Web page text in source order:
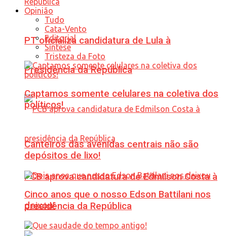
PT oficializa candidatura de Lula à
Presidência da República
PCB aprova candidatura de Edmilson Costa à
presidência da República
Opinião
Tudo
Cata-Vento
Editorial
Síntese
Tristeza da Foto
Captamos somente celulares na coletiva dos
políticos!
Canteiros das avenidas centrais não são
depósitos de lixo!
Cinco anos que o nosso Edson Battilani nos
deixou!